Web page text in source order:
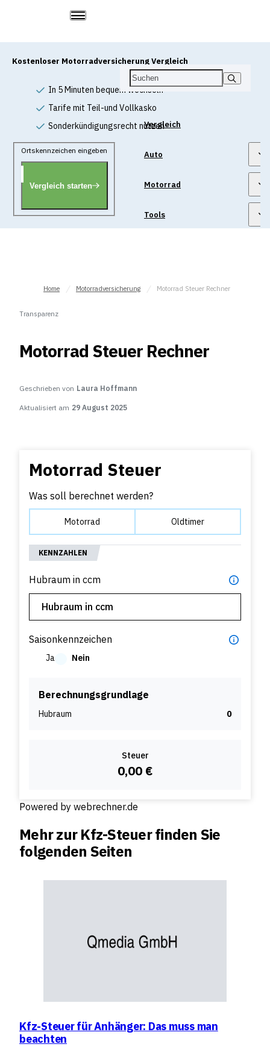
Vergleich
Auto
Motorrad
Tools
Kostenloser Motorradversicherung Vergleich
In 5 Minuten bequem wechseln
Tarife mit Teil-und Vollkasko
Sonderkündigungsrecht nutzen
Ortskennzeichen eingeben
Vergleich starten
Home Motorradversicherung Motorrad Steuer Rechner
Transparenz
Motorrad Steuer Rechner
Geschrieben von Laura Hoffmann
Aktualisiert am 29 August 2025
Motorrad Steuer
Was soll berechnet werden?
Motorrad Oldtimer
KENNZAHLEN
Hubraum in ccm
Saisonkennzeichen
Ja Nein
Berechnungsgrundlage
Hubraum 0
Steuer
0,00 €
Powered by webrechner.de
Mehr zur Kfz-Steuer finden Sie
folgenden Seiten
Kfz-Steuer für Anhänger: Das muss man
beachten